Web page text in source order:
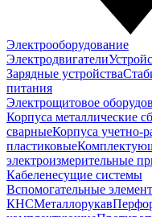
Электрооборудование
Электродвигатели
Зарядные устройства
питания
Электрощитовое
Корпуса металлические
сварныеКорпуса учетно-
пластиковые
электроизмерительные
Кабеленесущие системы
Вспомогательные
КНСМеталлорукав